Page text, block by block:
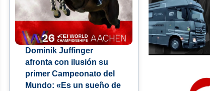
Dominik Juffinger
afronta con ilusión su
primer Campeonato del
Mundo: «Es un sueño de